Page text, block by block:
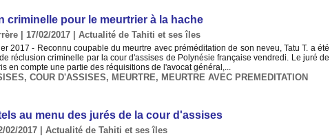
criminelle pour le meurtrier à la hache
| 17/02/2017 Actualité de Tahiti et ses îles
2017 - Reconnu coupable du meurtre avec préméditation de son neveu, Tatu T. a été
réclusion criminelle par la cour d'assises de Polynésie française vendredi. Le juré de
en compte une partie des réquisitions de l'avocat général,...
, COUR D'ASSISES, MEURTRE, MEURTRE AVEC PREMEDITATION
au menu des jurés de la cour d'assises
02/2017 Actualité de Tahiti et ses îles